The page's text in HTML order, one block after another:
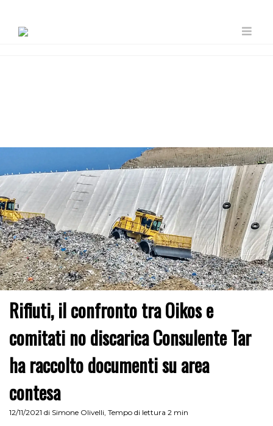
Rifiuti, il confronto tra Oikos e
comitati no discarica Consulente Tar
ha raccolto documenti su area
contesa
12/11/2021 di Simone Olivelli, Tempo di lettura 2 min